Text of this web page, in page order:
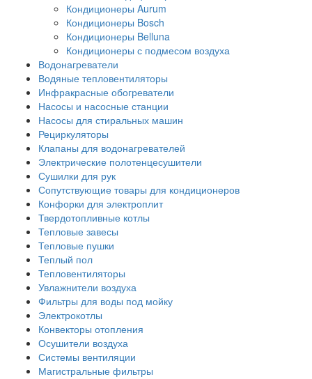
Кондиционеры Aurum
Кондиционеры Bosch
Кондиционеры Belluna
Кондиционеры с подмесом воздуха
Водонагреватели
Водяные тепловентиляторы
Инфракрасные обогреватели
Насосы и насосные станции
Насосы для стиральных машин
Рециркуляторы
Клапаны для водонагревателей
Электрические полотенцесушители
Сушилки для рук
Сопутствующие товары для кондиционеров
Конфорки для электроплит
Твердотопливные котлы
Тепловые завесы
Тепловые пушки
Теплый пол
Тепловентиляторы
Увлажнители воздуха
Фильтры для воды под мойку
Электрокотлы
Конвекторы отопления
Осушители воздуха
Системы вентиляции
Магистральные фильтры